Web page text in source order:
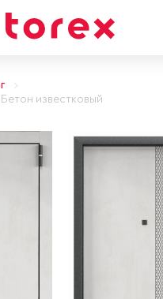
известковый